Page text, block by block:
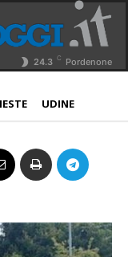
24.3 C Pordenone
UDINE
la zia